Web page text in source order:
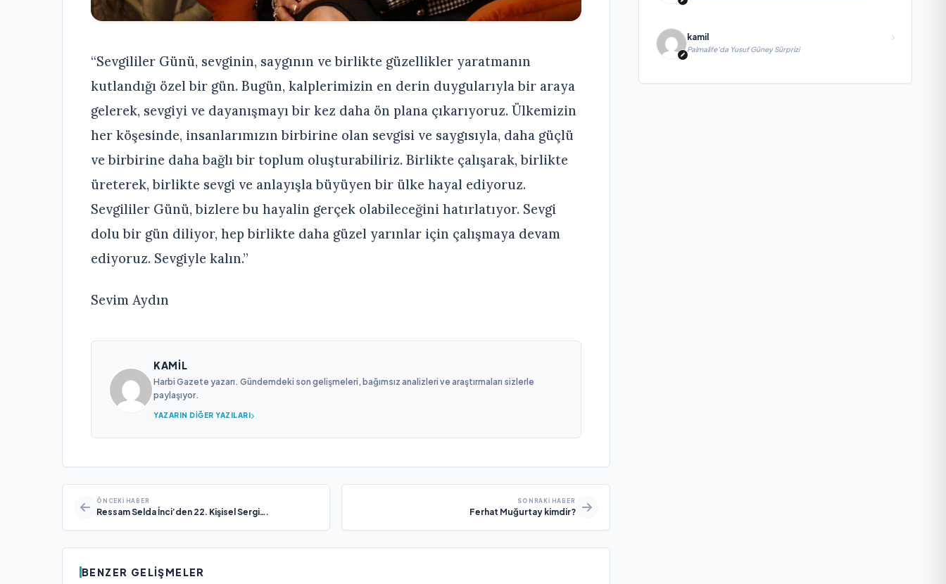
“Sevgililer Günü, sevginin, saygının ve birlikte güzellikler yaratmanın
kutlandığı özel bir gün. Bugün, kalplerimizin en derin duygularıyla bir araya
gelerek, sevgiyi ve dayanışmayı bir kez daha ön plana çıkarıyoruz. Ülkemizin
her köşesinde, insanlarımızın birbirine olan sevgisi ve saygısıyla, daha güçlü
ve birbirine daha bağlı bir toplum oluşturabiliriz. Birlikte çalışarak, birlikte
üreterek, birlikte sevgi ve anlayışla büyüyen bir ülke hayal ediyoruz.
Sevgililer Günü, bizlere bu hayalin gerçek olabileceğini hatırlatıyor. Sevgi
dolu bir gün diliyor, hep birlikte daha güzel yarınlar için çalışmaya devam
ediyoruz. Sevgiyle kalın.”
Sevim Aydın
KAMIL
Harbi Gazete yazarı. Gündemdeki son gelişmeleri, bağımsız analizleri ve araştırmaları sizlerle
paylaşıyor.
YAZARIN DIĞER YAZILARI
ÖNCEKI HABER
Ressam Selda İnci’den 22. Kişisel Sergi….
SONRAKI HABER
Ferhat Muğurtay kimdir?
BENZER GELIŞMELER
kamil
Palmalife’da Yusuf Güney Sürprizi